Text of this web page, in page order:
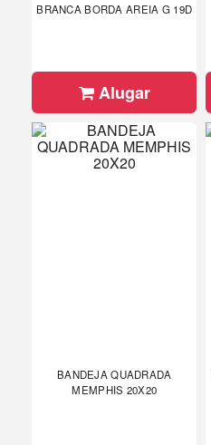
BRANCA BORDA AREIA G 19D
Alugar
BANDEJA QUADRADA
MEMPHIS 20X20